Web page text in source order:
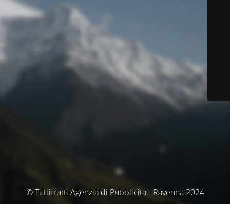
© Tuttifrutti Agenzia di Pubblicità - Ravenna 2024